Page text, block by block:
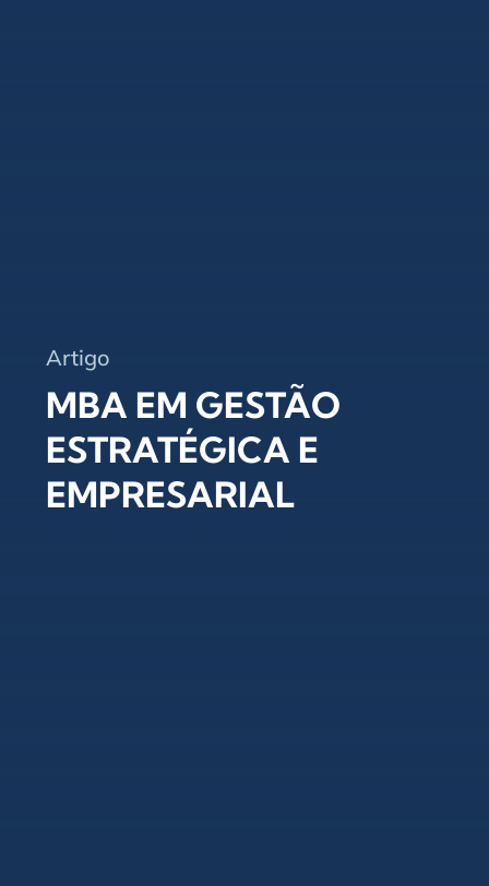
Artigo
MBA EM GESTÃO
ESTRATÉGICA E
EMPRESARIAL